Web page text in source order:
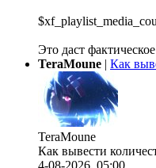
Это даст
TeraMoune | Как
TeraMoune
Как вывести
4-08-2026, 05:00